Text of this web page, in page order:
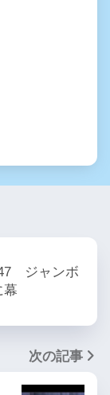
ジャンボ
幕
次の記事